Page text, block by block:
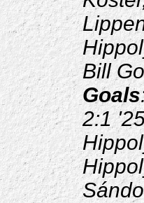
Bill
Goals
2:1